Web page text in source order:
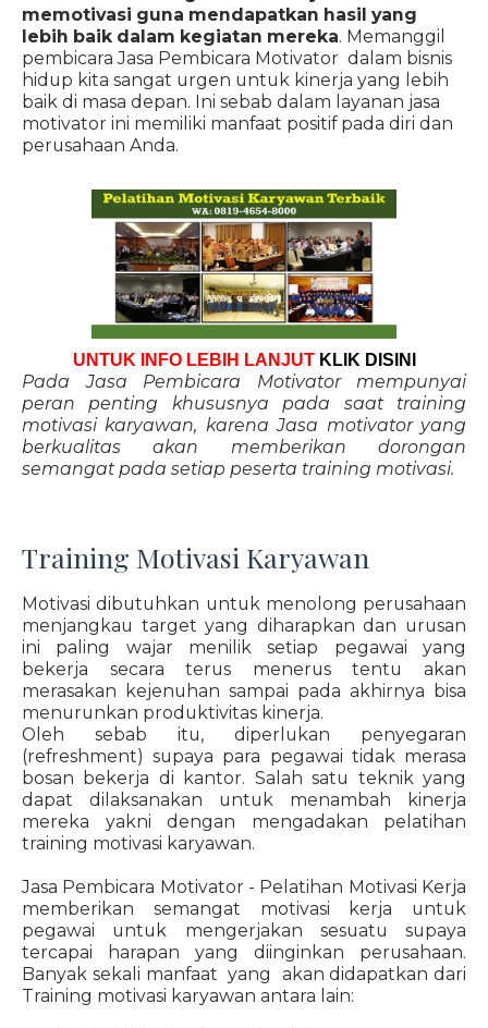
memotivasi guna mendapatkan hasil yang
lebih baik dalam kegiatan mereka. Memanggil
pembicara Jasa Pembicara Motivator dalam bisnis
hidup kita sangat urgen untuk kinerja yang lebih
baik di masa depan. Ini sebab dalam layanan jasa
motivator ini memiliki manfaat positif pada diri dan
perusahaan Anda.
UNTUK INFO LEBIH LANJUT KLIK DISINI
Pada Jasa Pembicara Motivator mempunyai
peran penting khususnya pada saat training
motivasi karyawan, karena Jasa motivator yang
berkualitas akan memberikan dorongan
semangat pada setiap peserta training motivasi.
Training Motivasi Karyawan
Motivasi dibutuhkan untuk menolong perusahaan
menjangkau target yang diharapkan dan urusan
ini paling wajar menilik setiap pegawai yang
bekerja secara terus menerus tentu akan
merasakan kejenuhan sampai pada akhirnya bisa
menurunkan produktivitas kinerja.
Oleh sebab itu, diperlukan penyegaran
(refreshment) supaya para pegawai tidak merasa
bosan bekerja di kantor. Salah satu teknik yang
dapat dilaksanakan untuk menambah kinerja
mereka yakni dengan mengadakan pelatihan
training motivasi karyawan.
Jasa Pembicara Motivator - Pelatihan Motivasi Kerja
memberikan semangat motivasi kerja untuk
pegawai untuk mengerjakan sesuatu supaya
tercapai harapan yang diinginkan perusahaan.
Banyak sekali manfaat yang akan didapatkan dari
Training motivasi karyawan antara lain: